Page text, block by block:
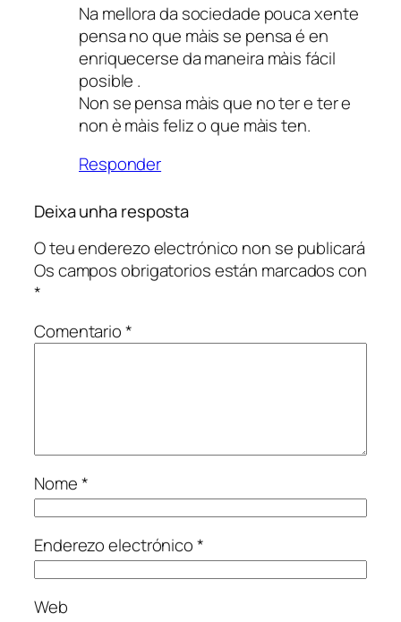
Na mellora da sociedade pouca xente
pensa no que màis se pensa é en
enriquecerse da maneira màis fácil
posible .
Non se pensa màis que no ter e ter e
non è màis feliz o que màis ten.
Responder
Deixa unha resposta
O teu enderezo electrónico non se publicará
Os campos obrigatorios están marcados con
*
Comentario*
Nome*
Enderezo electrónico*
Web